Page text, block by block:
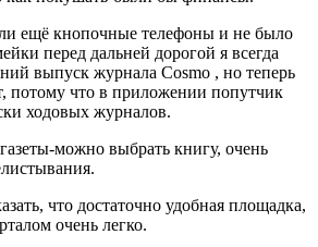
ещё кнопочные телефоны и не было
перед дальней дорогой я всегда
выпуск журнала Cosmo , но теперь
потому что в приложении попутчик
ходовых журналов.
можно выбрать книгу, очень
что достаточно удобная площадка,
очень легко.